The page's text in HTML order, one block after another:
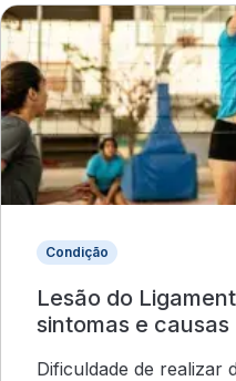
Condição
Lesão do
sintomas e causas
Dificuldade de realizar